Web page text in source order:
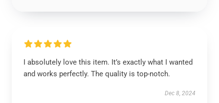
I absolutely love this item. It’s exactly what I wanted
and works perfectly. The quality is top-notch.
Dec 8, 2024